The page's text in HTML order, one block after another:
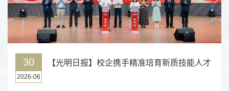
30
2026-06
【光明日报】校企携手精准培育新质技能人才